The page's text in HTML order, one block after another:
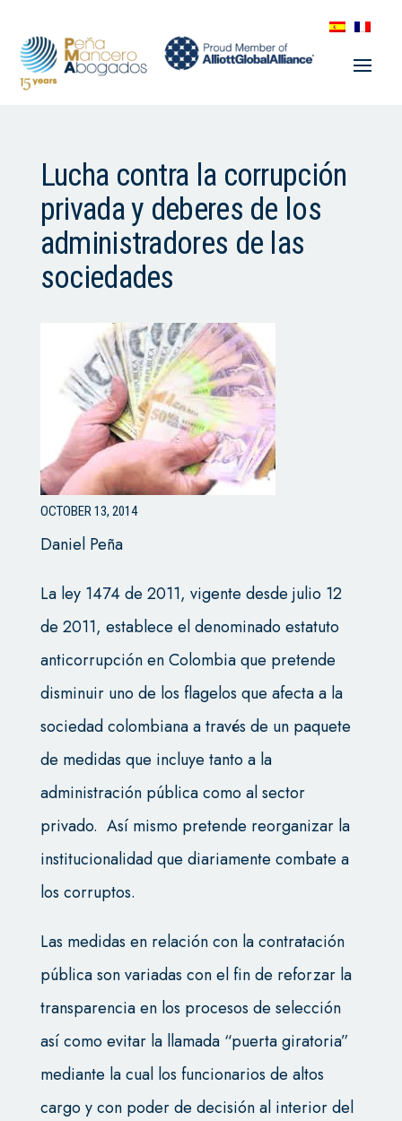
Lucha contra la corrupción
privada y deberes de los
administradores de las
sociedades
OCTOBER 13, 2014
Daniel Peña
La ley 1474 de 2011, vigente desde julio 12
de 2011, establece el denominado estatuto
anticorrupción en Colombia que pretende
disminuir uno de los flagelos que afecta a la
sociedad colombiana a través de un paquete
de medidas que incluye tanto a la
administración pública como al sector
privado. Así mismo pretende reorganizar la
institucionalidad que diariamente combate a
los corruptos.
Las medidas en relación con la contratación
pública son variadas con el fin de reforzar la
transparencia en los procesos de selección
así como evitar la llamada “puerta giratoria”
mediante la cual los funcionarios de altos
cargo y con poder de decisión al interior del